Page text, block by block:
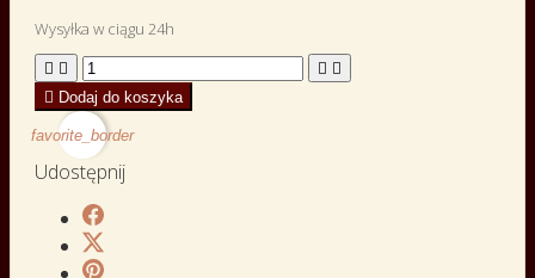
Wysyłka w ciągu 24h
   
 Dodaj do koszyka
favorite_border
Udostępnij